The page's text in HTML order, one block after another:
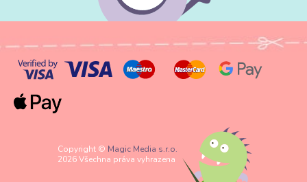
Copyright © Magic Media s.r.o.
2026 Všechna práva vyhrazena